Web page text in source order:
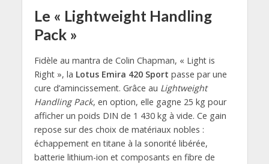
Le « Lightweight Handling
Pack »
Fidèle au mantra de Colin Chapman, « Light is
Right », la Lotus Emira 420 Sport passe par une
cure d’amincissement. Grâce au Lightweight
Handling Pack, en option, elle gagne 25 kg pour
afficher un poids DIN de 1 430 kg à vide. Ce gain
repose sur des choix de matériaux nobles :
échappement en titane à la sonorité libérée,
batterie lithium-ion et composants en fibre de